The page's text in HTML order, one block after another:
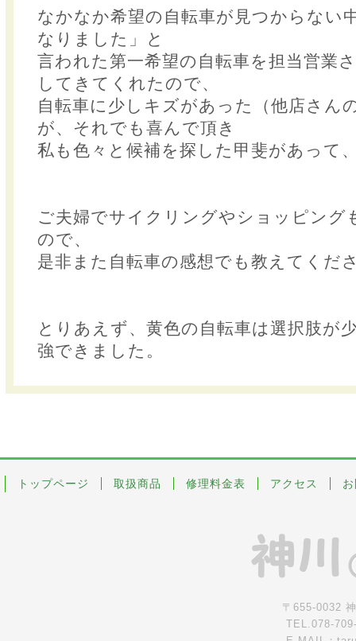
なかなか希望の自転車が見つからない
なりました」と
言われた第一希望の自転車を担当営業
してきてくれたので、
自転車に少しキズがあった（他店さん
が、それでも喜んで頂き
私も色々と候補を探した甲斐があって
ご夫婦でサイクリングやショッピング
ので、
是非また自転車の感想でも教えてくだ
とりあえず、黄色の自転車は選択肢が
強できました。
トップページ 取扱商品 修理料金表 アクセス
〒655-0032
TEL.078-